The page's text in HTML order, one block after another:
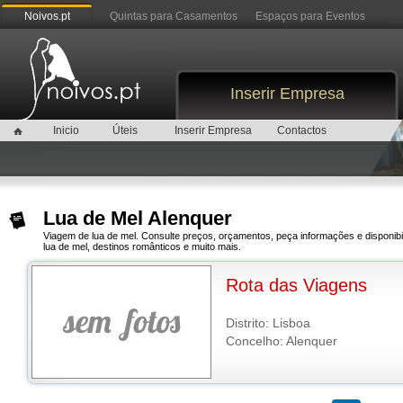
Inserir Empresa
Inicio Úteis Inserir Empresa Contactos
Noivos.pt Quintas para Casamentos Espaços para Eventos
Lua de Mel Alenquer
Viagem de lua de mel. Consulte preços, orçamentos, peça informações e
lua de mel, destinos românticos e muito mais.
Rota das Viagens
Distrito: Lisboa
Concelho: Alenquer